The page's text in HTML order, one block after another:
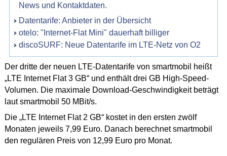
News und Kontaktdaten.
Datentarife: Anbieter in der Übersicht
otelo: "Internet-Flat Mini" dauerhaft billiger
discoSURF: Neue Datentarife im LTE-Netz von O2
Der dritte der neuen LTE-Datentarife von smartmobil heißt
„LTE Internet Flat 3 GB“ und enthält drei GB High-Speed-
Volumen. Die maximale Download-Geschwindigkeit beträgt
laut smartmobil 50 MBit/s.
Die „LTE Internet Flat 2 GB“ kostet in den ersten zwölf
Monaten jeweils 7,99 Euro. Danach berechnet smartmobil
den regulären Preis von 12,99 Euro pro Monat.